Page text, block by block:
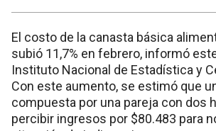
El costo de la canasta básica
subió 11,7% en febrero, informó
Instituto Nacional de Estadística y
Con este aumento, se estimó que
compuesta por una pareja con dos
percibir ingresos por $80.483 para